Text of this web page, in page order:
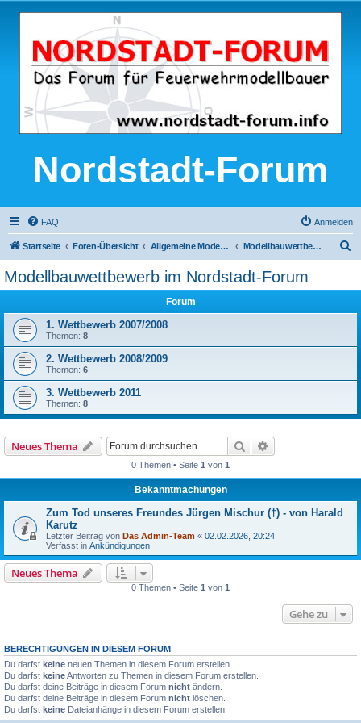
Nordstadt-Forum
FAQ Anmelden
Startseite Foren-Übersicht Allgemeine Modellbau-Themen Modellbauwettbewerb im Nordstadt-Forum
Modellbauwettbewerb im Nordstadt-Forum
Forum
1. Wettbewerb 2007/2008
Themen: 8
2. Wettbewerb 2008/2009
Themen: 6
3. Wettbewerb 2011
Themen: 8
Neues Thema Suche
0 Themen • Seite 1 von 1
Bekanntmachungen
Zum Tod unseres Freundes Jürgen Mischur (†) - von Harald
Karutz
Letzter Beitrag von Das Admin-Team « 02.02.2026, 20:24
Verfasst in Ankündigungen
Neues Thema
0 Themen • Seite 1 von 1
Gehe zu
BERECHTIGUNGEN IN DIESEM FORUM
Du darfst keine neuen Themen in diesem Forum erstellen.
Du darfst keineAntworten zu Themen in diesem Forum erstellen.
Du darfst deine Beiträge in diesem Forum nicht ändern.
Du darfst deine Beiträge in diesem Forum nicht löschen.
Du darfst keine Dateianhänge in diesem Forum erstellen.